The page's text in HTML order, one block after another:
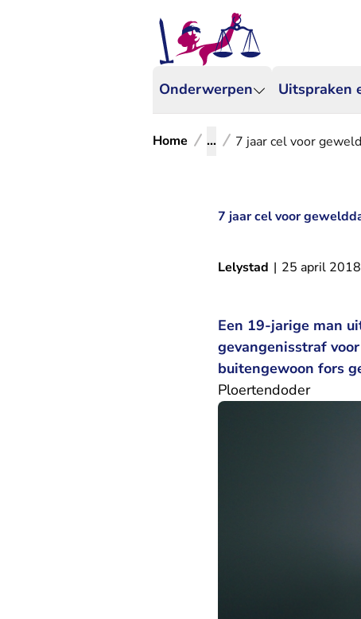
Onderwerpen Uitspraken
Home ... 7 jaar cel voor
7 jaar cel voor
Lelystad | 25 april 2018
Een 19-jarige man
gevangenisstraf
buitengewoon fors
Ploertendoder